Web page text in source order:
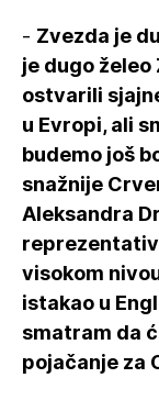
- Zvezda je
je dugo želeo
ostvarili
u Evropi, ali
budemo još
snažnije
Aleksandra
visokom
istakao u
smatram da
pojačanje za